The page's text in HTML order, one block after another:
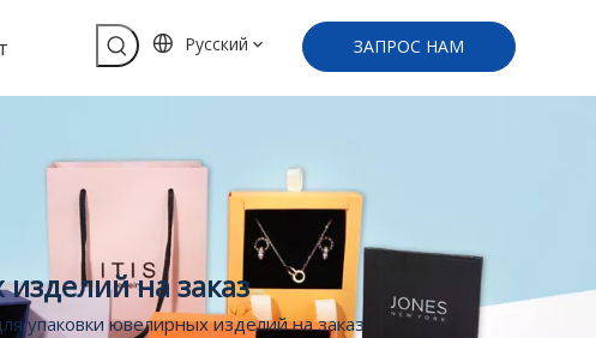
Pусский ЗАПРОС НАМ
на заказ
упаковки ювелирных изделий на заказ